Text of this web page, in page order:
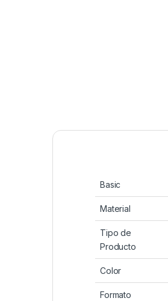
Basic
Material
Tipo de
Producto
Color
Formato